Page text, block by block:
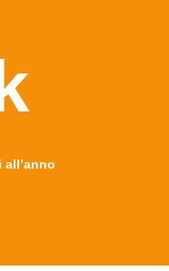
all’anno